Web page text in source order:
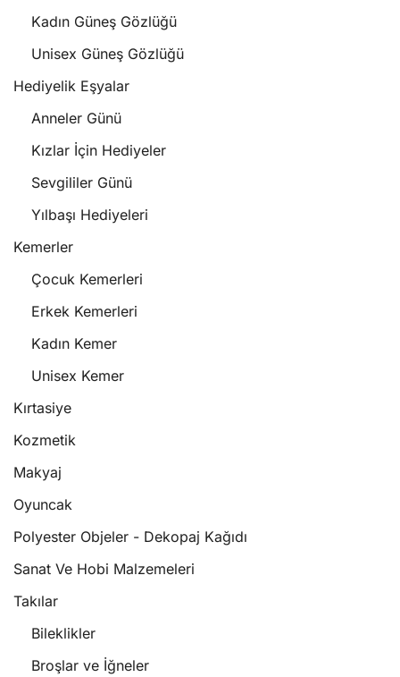
Kadın Güneş Gözlüğü
Unisex Güneş Gözlüğü
Hediyelik Eşyalar
Anneler Günü
Kızlar İçin Hediyeler
Sevgililer Günü
Yılbaşı Hediyeleri
Kemerler
Çocuk Kemerleri
Erkek Kemerleri
Kadın Kemer
Unisex Kemer
Kırtasiye
Kozmetik
Makyaj
Oyuncak
Polyester Objeler - Dekopaj Kağıdı
Sanat Ve Hobi Malzemeleri
Takılar
Bileklikler
Broşlar ve İğneler